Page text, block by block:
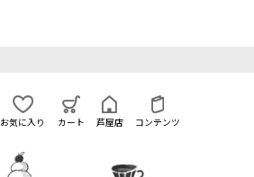
お気に入り カート 芦屋店 コンテンツ